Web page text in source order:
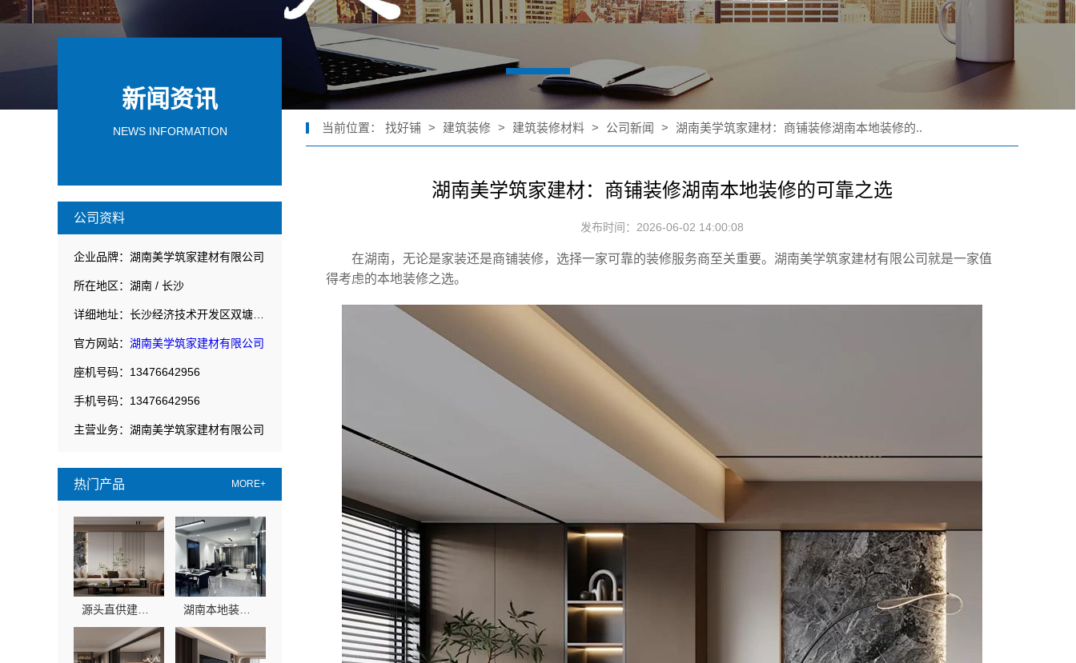
新闻资讯
NEWS INFORMATION
公司资料
企业品牌：湖南美学筑家建材有限公司
所在地区：湖南 / 长沙
官方网站： 湖南美学筑家建材有限公司
座机号码：13476642956
手机号码：13476642956
主营业务：湖南美学筑家建材有限公司
热门产品 MORE+
当前位置： 找好铺 > 建筑装修 > 建筑装修材料 > 公司新闻 > 湖南美学筑家建材：商铺装修湖南本地装修的..
湖南美学筑家建材：商铺装修湖南本地装修的可靠之选
发布时间：2026-06-02 14:00:08
在湖南，无论是家装还是商铺装修，选择一家可靠的装修服务商至关重要。湖南美学筑家建材有限公司就是一家值
得考虑的本地装修之选。